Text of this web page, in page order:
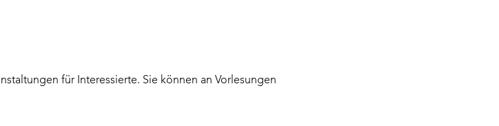
für Interessierte. Sie können an Vorlesungen